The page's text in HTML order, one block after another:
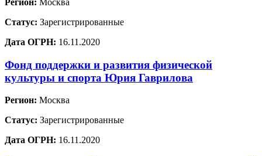
Статус: Зарегистрированные
Дата ОГРН: 16.11.2020
Фонд поддержки и развития физической
культуры и спорта Юрия Гаврилова
Регион: Москва
Статус: Зарегистрированные
Дата ОГРН: 16.11.2020